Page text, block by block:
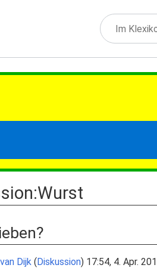
:Wurst
Dijk(Diskussion) 17:54, 4. Apr.